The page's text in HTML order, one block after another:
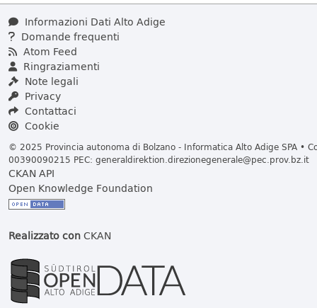
Informazioni Dati Alto Adige
Domande frequenti
Atom Feed
Ringraziamenti
Note legali
Privacy
Contattaci
Cookie
© 2025 Provincia autonoma di Bolzano - Informatica Alto Adige SPA •
00390090215 PEC: generaldirektion.direzionegenerale@pec.prov.bz.it
CKAN API
Open Knowledge Foundation
Realizzato conCKAN